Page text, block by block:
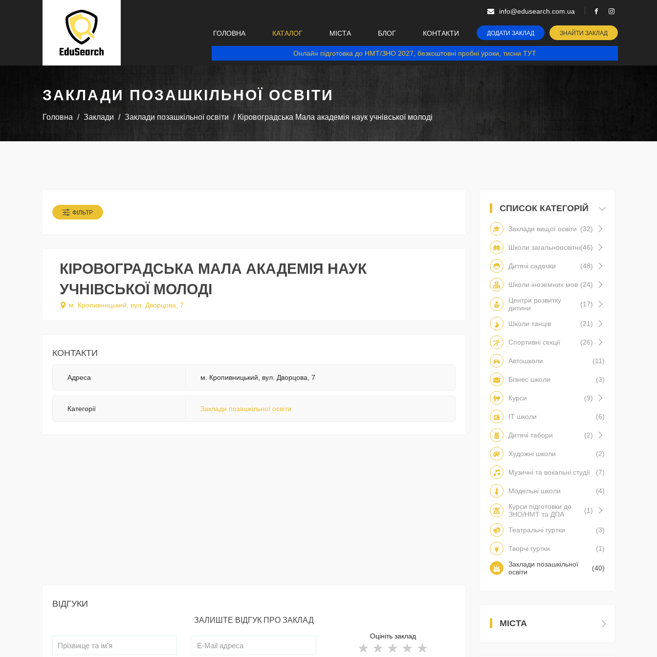
info@edusearch.com.ua
ГОЛОВНА КАТАЛОГ МІСТА БЛОГ КОНТАКТИ ДОДАТИ ЗАКЛАД ЗНАЙТИ ЗАКЛАД
Онлайн підготовка до НМТ/ЗНО 2027, безкоштовні пробні уроки, тисни ТУТ
ЗАКЛАДИ ПОЗАШКІЛЬНОЇ ОСВІТИ
Головна Заклади Заклади позашкільної освіти Кіровоградська Мала академія наук учнівської молоді
ФІЛЬТР
КІРОВОГРАДСЬКА МАЛА АКАДЕМІЯ НАУК
УЧНІВСЬКОЇ МОЛОДІ
м. Кропивницький, вул. Дворцова, 7
КОНТАКТИ
Адреса м. Кропивницький, вул. Дворцова, 7
Категорії Заклади позашкільної освіти
ВІДГУКИ
ЗАЛИШТЕ ВІДГУК ПРО ЗАКЛАД
Оцініть заклад
СПИСОК КАТЕГОРІЙ
Заклади вищої освіти (32)
Школи загальноосвітні(46)
Дитячі садочки (48)
Школи іноземних мов (24)
Центри розвитку
дитини
(17)
Школи танців (21)
Спортивні секції (26)
Автошколи (11)
Бізнес школи (3)
Курси (9)
IT школи (6)
Дитячі табори (2)
Художні школи (2)
Музичні та вокальні студії (7)
Модельні школи
(4)
Курси підготовки до
ЗНО/НМТ та ДПА
(1)
Театральні гуртки (3)
Творчі гуртки
(1)
Заклади позашкільної
освіти
(40)
МІСТА